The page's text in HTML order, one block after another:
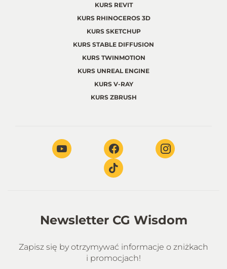
KURS REVIT
KURS RHINOCEROS 3D
KURS SKETCHUP
KURS STABLE DIFFUSION
KURS TWINMOTION
KURS UNREAL ENGINE
KURS V-RAY
KURS ZBRUSH
Newsletter CG Wisdom
Zapisz się by otrzymywać informacje o zniżkach
i promocjach!